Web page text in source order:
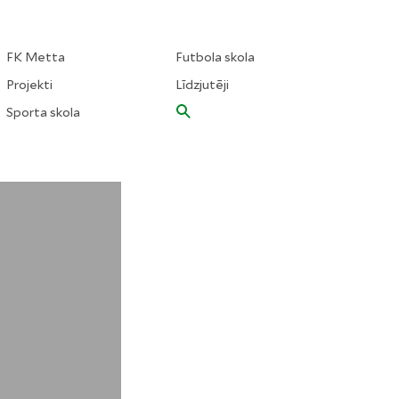
FK Metta
Projekti
Sporta skola
Futbola skola
Līdzjutēji